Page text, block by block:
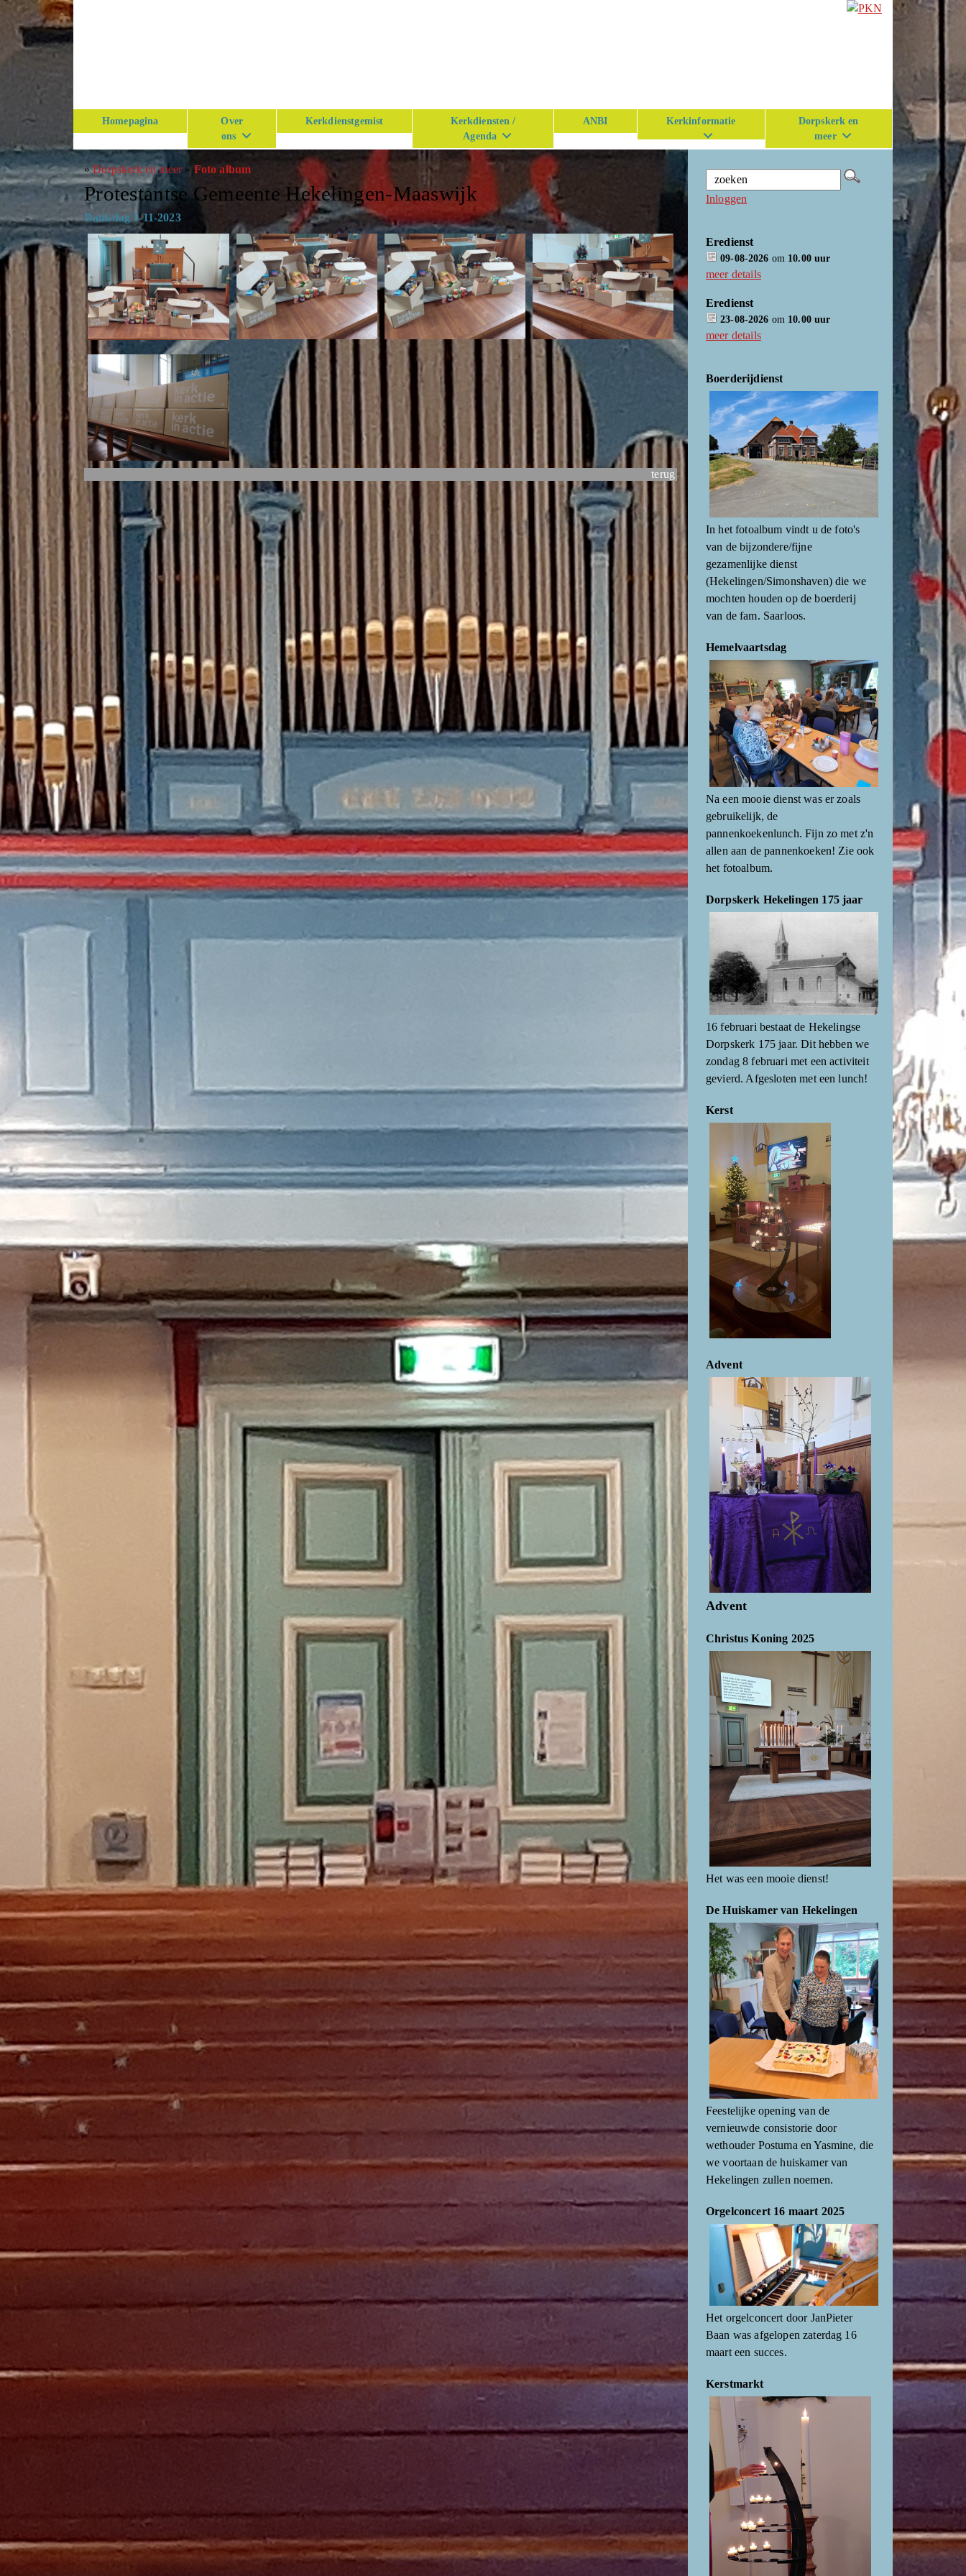
Homepagina
Over
ons
Kerkdienstgemist
Kerkdiensten /
Agenda
ANBI Kerkinformatie
Dorpskerk en
meer
»Dorpskerk en meer» Foto album
Protestantse Gemeente Hekelingen-Maaswijk
Dankdag 5-11-2023
terug
Inloggen
Eredienst
09-08-2026 om 10.00 uur
meer details
Eredienst
23-08-2026 om 10.00 uur
meer details
Boerderijdienst
In het fotoalbum vindt u de foto's
van de bijzondere/fijne
gezamenlijke dienst
(Hekelingen/Simonshaven) die we
mochten houden op de boerderij
van de fam. Saarloos.
Hemelvaartsdag
Na een mooie dienst was er zoals
gebruikelijk, de
pannenkoekenlunch. Fijn zo met z'n
allen aan de pannenkoeken! Zie ook
het fotoalbum.
Dorpskerk Hekelingen 175 jaar
16 februari bestaat de Hekelingse
Dorpskerk 175 jaar. Dit hebben we
zondag 8 februari met een activiteit
gevierd. Afgesloten met een lunch!
Kerst
Advent
Advent
Christus Koning 2025
Het was een mooie dienst!
De Huiskamer van Hekelingen
Feestelijke opening van de
vernieuwde consistorie door
wethouder Postuma en Yasmine, die
we voortaan de huiskamer van
Hekelingen zullen noemen.
Orgelconcert 16 maart 2025
Het orgelconcert door JanPieter
Baan was afgelopen zaterdag 16
maart een succes.
Kerstmarkt